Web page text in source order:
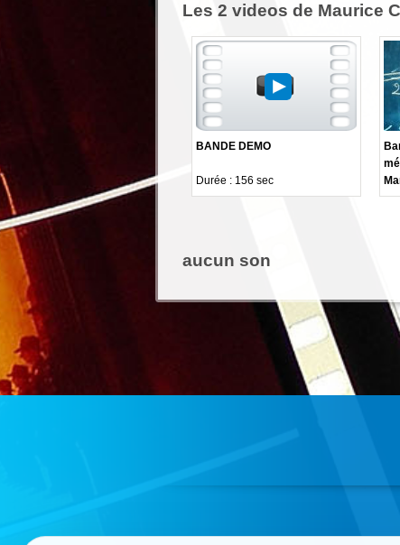
Les 2 videos de Maurice
BANDE DEMO
Durée : 156 sec
aucun son